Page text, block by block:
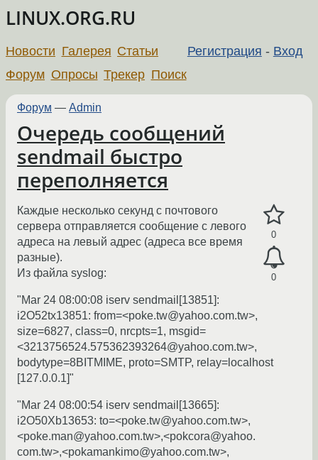
LINUX.ORG.RU
Регистрация - Вход
Новости Галерея Статьи
Форум Опросы Трекер Поиск
Форум — Admin
Очередь сообщений
sendmail быстро
переполняется
0
0
Каждые несколько секунд с почтового
сервера отправляется сообщение с левого
адреса на левый адрес (адреса все время
разные).
Из файла syslog:
"Mar 24 08:00:08 iserv sendmail[13851]:
i2O52tx13851: from=<poke.tw@yahoo.com.tw>,
size=6827, class=0, nrcpts=1, msgid=
<3213756524.575362393264@yahoo.com.tw>,
bodytype=8BITMIME, proto=SMTP, relay=localhost
[127.0.0.1]"
"Mar 24 08:00:54 iserv sendmail[13665]:
i2O50Xb13653: to=<poke.tw@yahoo.com.tw>,
<poke.man@yahoo.com.tw>,<pokcora@yahoo.
com.tw>,<pokamankimo@yahoo.com.tw>,